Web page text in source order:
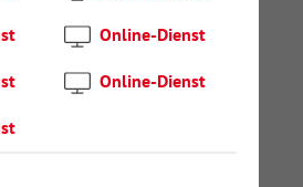
Online-Dienst
Online-Dienst